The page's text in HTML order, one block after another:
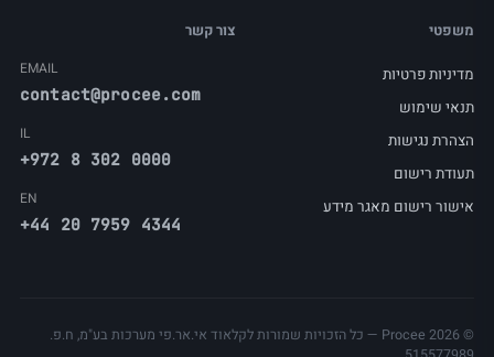
משפטי
מדיניות פרטיות
תנאי שימוש
הצהרת נגישות
תעודת רישום
אישור רישום מאגר מידע
צור קשר
EMAIL
contact@procee.com
IL
+972 8 302 0000
EN
+44 20 7959 4344
© Procee 2026 — כל הזכויות שמורות לקלאוד אי.אר.פי מערכות בע"מ, ח.פ.